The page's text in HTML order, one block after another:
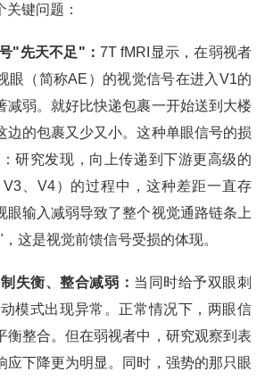
键问题：
"先天不足"：7T fMRI显示，在弱视者
眼（简称AE）的视觉信号在进入V1的
减弱。就好比快递包裹一开始送到大楼
边的包裹又少又小。这种单眼信号的损
研究发现，向上传递到下游更高级的
、V4）的过程中，这种差距一直存
眼输入减弱导致了整个视觉通路链条上
这是视觉前馈信号受损的体现。
失衡、整合减弱： 当同时给予双眼刺
模式出现异常。正常情况下，两眼信
衡整合。但在弱视者中，研究观察到表
应下降更为明显。同时，强势的那只眼